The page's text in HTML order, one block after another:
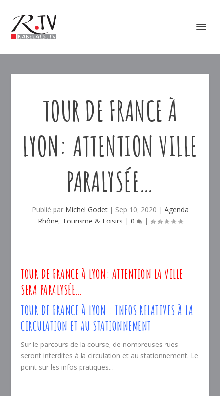
TOUR DE FRANCE À
LYON: ATTENTION VILLE
PARALYSÉE…
Publié par Michel Godet| Sep 10, 2020 | Agenda
Rhône, Tourisme & Loisirs | 0 |
TOUR DE FRANCE À LYON: ATTENTION LA VILLE
SERA PARALYSÉE…
TOUR DE FRANCE À LYON : INFOS RELATIVES À LA
CIRCULATION ET AU STATIONNEMENT
Sur le parcours de la course, de nombreuses rues
seront interdites à la circulation et au stationnement. Le
point sur les infos pratiques…